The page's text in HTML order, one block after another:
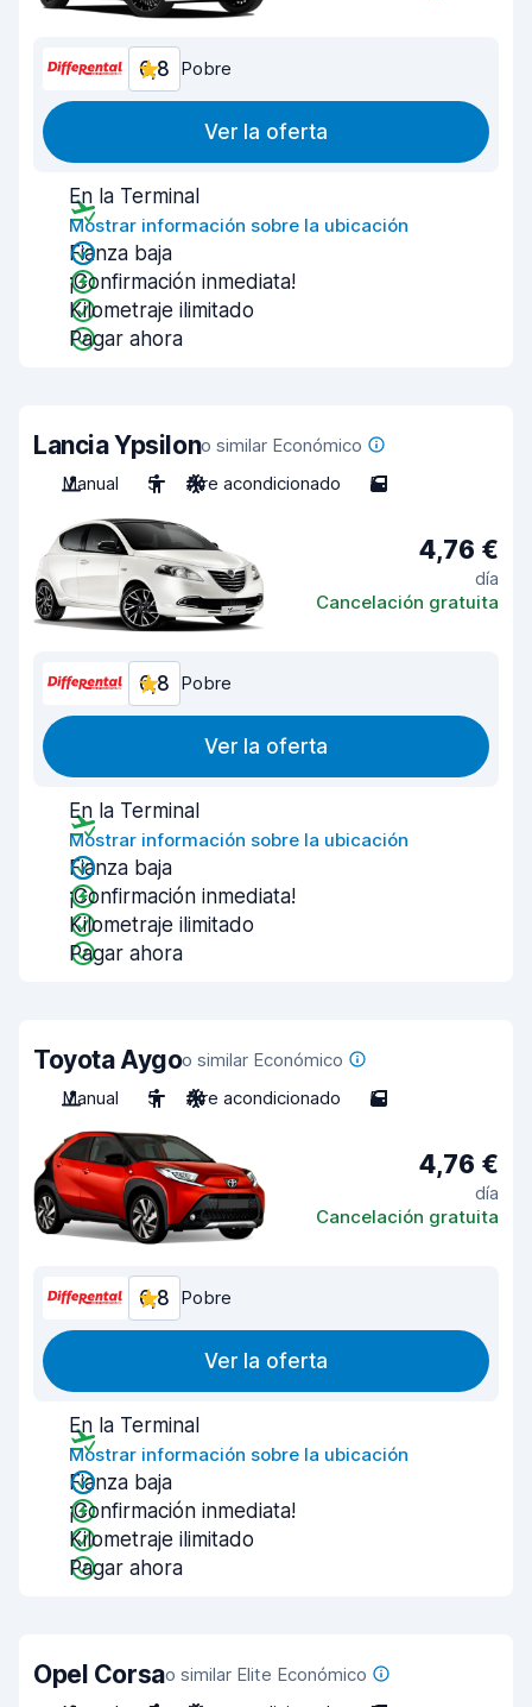
6,8 Pobre
Ver la oferta
En la Terminal
Mostrar información sobre la ubicación
Fianza baja
¡Confirmación inmediata!
Kilometraje ilimitado
Pagar ahora
Lancia Ypsilono similar Económico
Manual
5 Aire acondicionado 5
4,76 €
día
Cancelación gratuita
6,8 Pobre
Ver la oferta
En la Terminal
Mostrar información sobre la ubicación
Fianza baja
¡Confirmación inmediata!
Kilometraje ilimitado
Pagar ahora
Toyota Aygoo similar Económico
Manual
5 Aire acondicionado 5
4,76 €
día
Cancelación gratuita
6,8 Pobre
Ver la oferta
En la Terminal
Mostrar información sobre la ubicación
Fianza baja
¡Confirmación inmediata!
Kilometraje ilimitado
Pagar ahora
Opel Corsao similar Elite Económico